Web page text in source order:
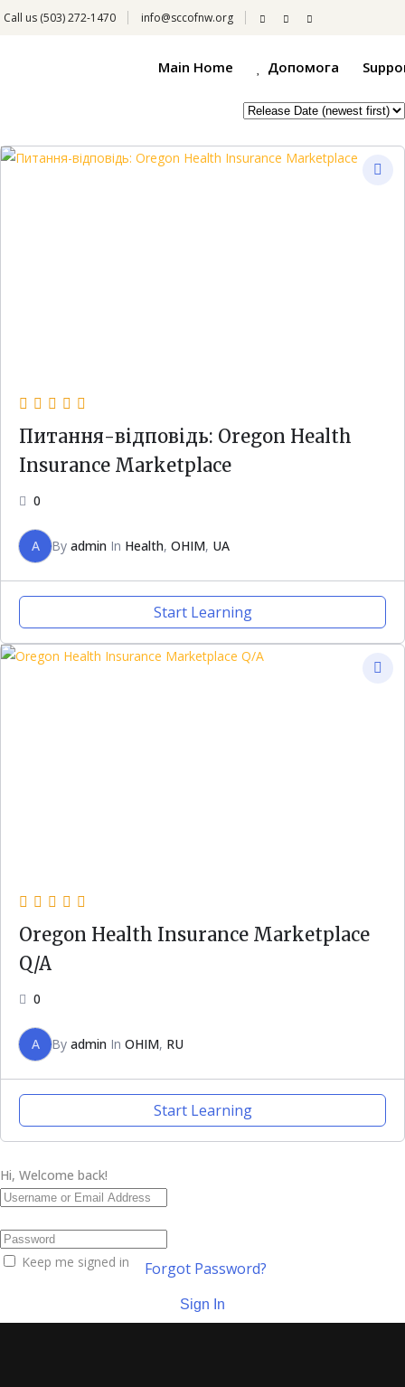
Call us (503) 272-1470 info@sccofnw.org
Main Home Допомога
Питання-відповідь: Oregon Health
Insurance Marketplace
0
A By admin In Health, OHIM, UA
Start Learning
Oregon Health Insurance Marketplace
Q/A
0
A By admin In OHIM, RU
Start Learning
Hi, Welcome back!
Keep me signed in Forgot Password?
Sign In